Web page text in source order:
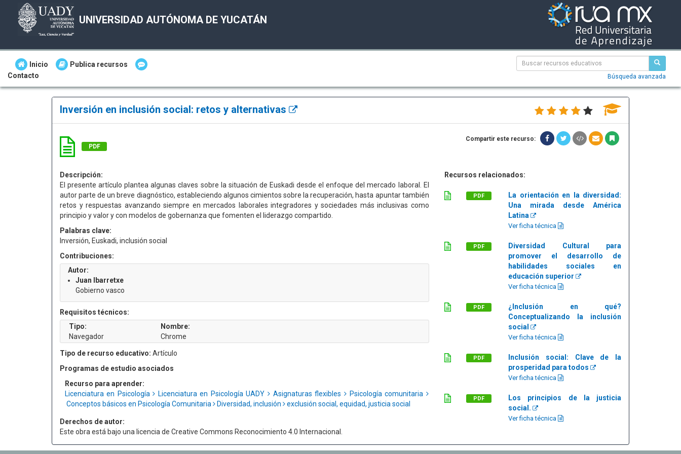
UNIVERSIDAD AUTÓNOMA DE YUCATÁN
Inicio
Publica recursos
Contacto
Búsqueda avanzada
Inversión en inclusión social: retos y alternativas
PDF
Compartir este recurso:
Descripción:
El presente artículo plantea algunas claves sobre la situación de Euskadi desde el enfoque del mercado laboral. El
autor parte de un breve diagnóstico, estableciendo algunos cimientos sobre la recuperación, hasta apuntar también
retos y respuestas avanzando siempre en mercados laborales integradores y sociedades más inclusivas como
principio y valor y con modelos de gobernanza que fomenten el liderazgo compartido.
Palabras clave:
Inversión, Euskadi, inclusión social
Contribuciones:
Autor:
Juan Ibarretxe
Gobierno vasco
Requisitos técnicos:
Tipo:
Navegador
Nombre:
Chrome
Tipo de recurso educativo: Artículo
Programas de estudio asociados
Recurso para aprender:
Licenciatura en Psicología
Licenciatura en Psicología UADY Asignaturas flexibles
Psicología comunitaria
Conceptos básicos en Psicología Comunitaria
Diversidad, inclusión exclusión social, equidad, justicia social
Derechos de autor:
Este obra está bajo una licencia de Creative Commons Reconocimiento 4.0 Internacional.
Recursos relacionados:
PDF
La orientación en la diversidad:
Una mirada desde América
Latina
Ver ficha técnica
PDF
Diversidad Cultural para
promover el desarrollo de
habilidades sociales en
educación superior
Ver ficha técnica
PDF
¿Inclusión en qué?
Conceptualizando la inclusión
social
Ver ficha técnica
PDF
Inclusión social: Clave de la
prosperidad para todos
Ver ficha técnica
PDF
Los principios de la justicia
social.
Ver ficha técnica